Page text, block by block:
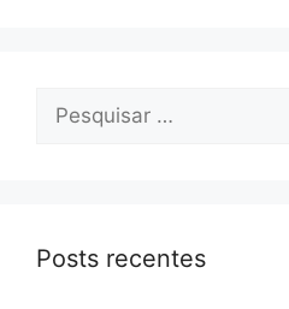
Posts recentes